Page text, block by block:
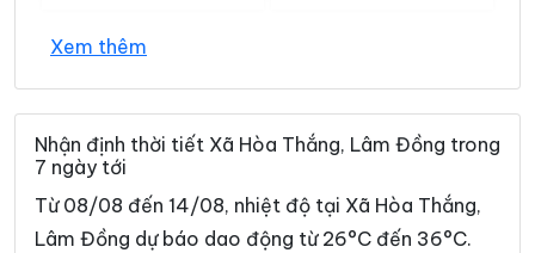
Xã Bắc Bình
Xã Bảo Lâm 4
Xã Bảo Lâm 5
Xã Cát Tiên Xã Cát Tiên 2
Xem thêm
Nhận định thời tiết Xã Hòa Thắng, Lâm Đồng trong
7 ngày tới
Từ 08/08 đến 14/08, nhiệt độ tại Xã Hòa Thắng,
Lâm Đồng dự báo dao động từ 26°C đến 36°C.